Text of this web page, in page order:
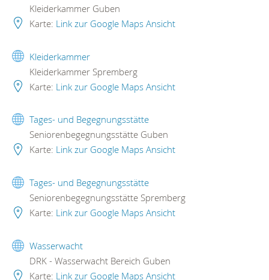
Kleiderkammer Guben
Karte: Link zur Google Maps Ansicht
Kleiderkammer
Kleiderkammer Spremberg
Karte: Link zur Google Maps Ansicht
Tages- und Begegnungsstätte
Seniorenbegegnungsstätte Guben
Karte: Link zur Google Maps Ansicht
Tages- und Begegnungsstätte
Seniorenbegegnungsstätte Spremberg
Karte: Link zur Google Maps Ansicht
Wasserwacht
DRK - Wasserwacht Bereich Guben
Karte: Link zur Google Maps Ansicht